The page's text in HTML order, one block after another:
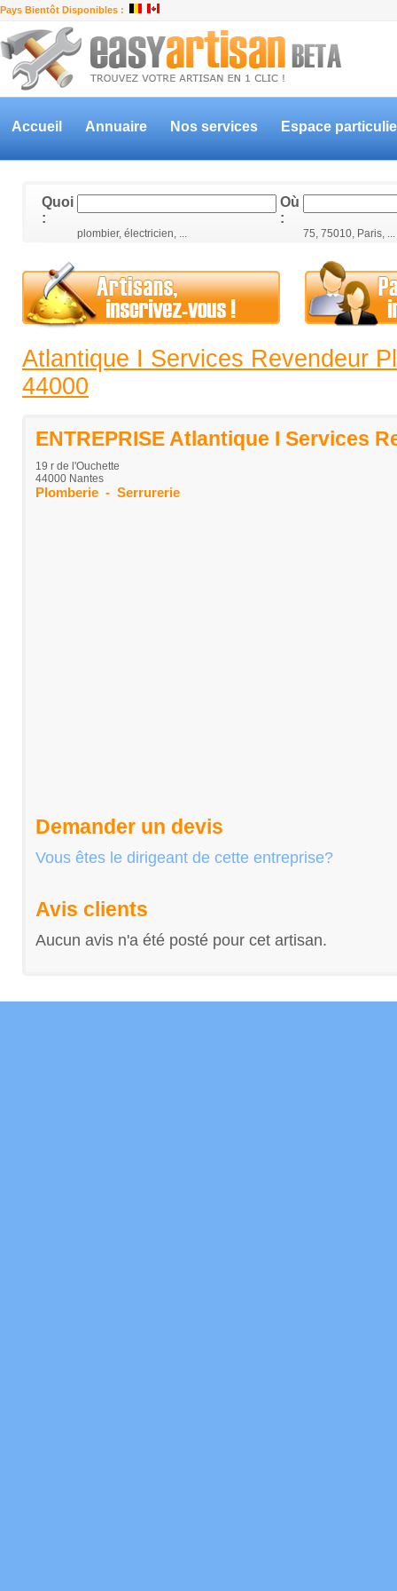
Pays Bientôt Disponibles :
Accueil Annuaire Nos services Espace
Quoi
:
Où
:
plombier, électricien, ... 75, 75010, Paris, ...
Atlantique I Services Revendeur
44000
ENTREPRISE Atlantique I Services
19 r de l'Ouchette
44000 Nantes
Plomberie - Serrurerie
Demander un devis
Vous êtes le dirigeant de cette entreprise?
Avis clients
Aucun avis n'a été posté pour cet artisan.